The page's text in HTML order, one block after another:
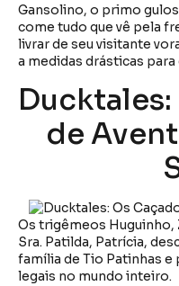
Gansolino, o primo
come tudo que vê pela
livrar de seu visitante
a medidas drásticas
de
Os trigêmeos Huguinho,
Sra. Patilda, Patrícia,
família de Tio Patinhas
legais no mundo inteiro.